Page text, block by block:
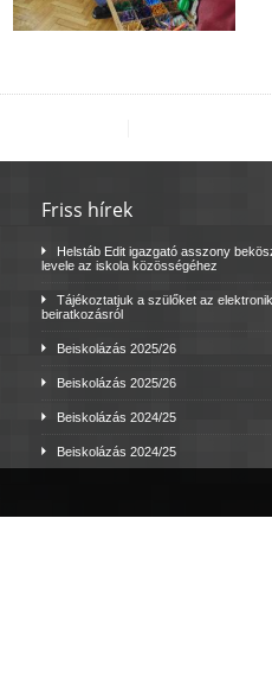
Friss hírek
Helstáb Edit igazgató asszony
levele az iskola közösségéhez
Tájékoztatjuk a szülőket az
beiratkozásról
Beiskolázás 2025/26
Beiskolázás 2025/26
Beiskolázás 2024/25
Beiskolázás 2024/25